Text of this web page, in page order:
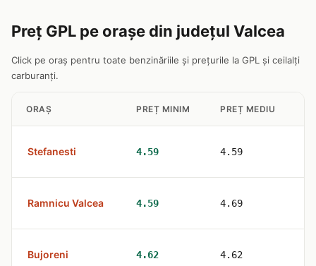
Preț GPL pe orașe din județul Valcea
Click pe oraș pentru toate benzinăriile și prețurile la GPL și ceilalți
carburanți.
ORAȘ PREȚ MINIM PREȚ MEDIU
Stefanesti 4.59 4.59
Ramnicu Valcea 4.59 4.69
Bujoreni 4.62 4.62